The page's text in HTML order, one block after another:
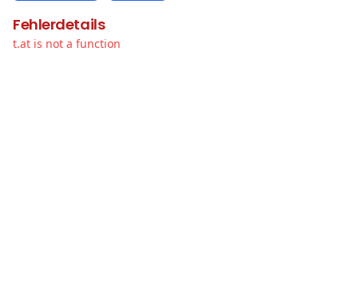
Fehlerdetails
t.at is not a function